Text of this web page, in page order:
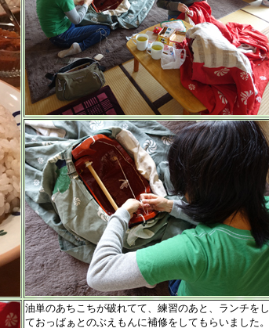
油単のあちこちが破れてて、練習のあと、ランチをし
ておっばぁとのぶえもんに補修をしてもらいました。